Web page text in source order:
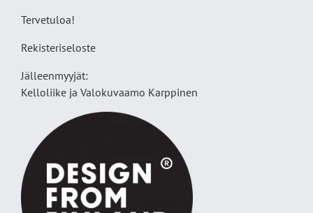
Tervetuloa!
Rekisteriseloste
Jälleenmyyjät:
Kelloliike ja Valokuvaamo Karppinen